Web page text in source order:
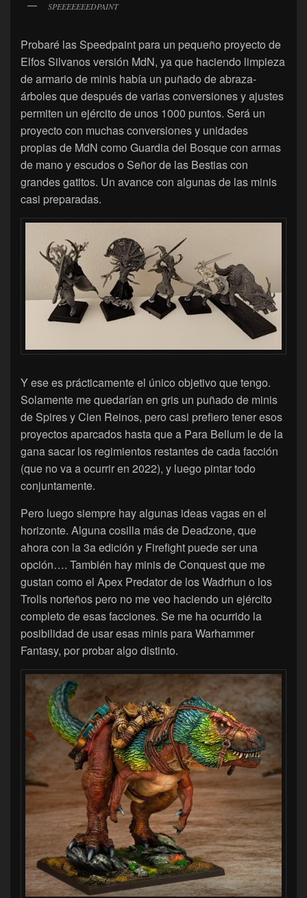
SPEEEEEEEDPAINT
Probaré las Speedpaint para un pequeño proyecto de
Elfos Silvanos versión MdN, ya que haciendo limpieza
de armario de minis había un puñado de abraza-
árboles que después de varias conversiones y ajustes
permiten un ejército de unos 1000 puntos. Será un
proyecto con muchas conversiones y unidades
propias de MdN como Guardia del Bosque con armas
de mano y escudos o Señor de las Bestias con
grandes gatitos. Un avance con algunas de las minis
casi preparadas.
Y ese es prácticamente el único objetivo que tengo.
Solamente me quedarían en gris un puñado de minis
de Spires y Cien Reinos, pero casi prefiero tener esos
proyectos aparcados hasta que a Para Bellum le de la
gana sacar los regimientos restantes de cada facción
(que no va a ocurrir en 2022), y luego pintar todo
conjuntamente.
Pero luego siempre hay algunas ideas vagas en el
horizonte. Alguna cosilla más de Deadzone, que
ahora con la 3a edición y Firefight puede ser una
opción…. También hay minis de Conquest que me
gustan como el Apex Predator de los Wadrhun o los
Trolls norteños pero no me veo haciendo un ejército
completo de esas facciones. Se me ha ocurrido la
posibilidad de usar esas minis para Warhammer
Fantasy, por probar algo distinto.